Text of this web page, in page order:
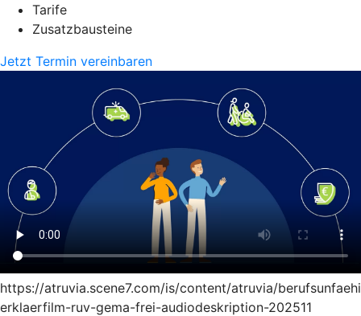
Tarife
Zusatzbausteine
Jetzt Termin vereinbaren
https://atruvia.scene7.com/is/content/atruvia/
erklaerfilm-ruv-gema-frei-audiodeskription-202511